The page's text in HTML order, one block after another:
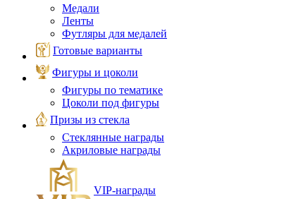
Медали
Ленты
Футляры для медалей
Готовые варианты
Фигуры и цоколи
Фигуры по тематике
Цоколи под фигуры
Призы из стекла
Стеклянные награды
Акриловые награды
VIP‑награды